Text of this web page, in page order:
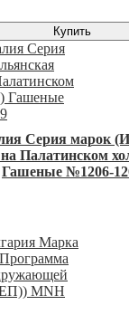
Купить
Серия марок
Палатинском
Гашеные №1206-